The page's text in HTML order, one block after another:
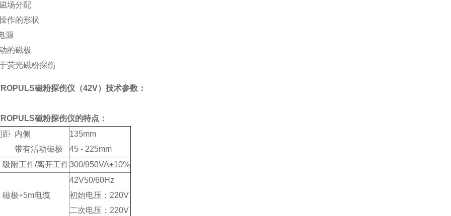
场分配
作的形状
源
的磁极
荧光磁粉探伤
磁粉探伤仪（42V） 技术参数：
磁粉探伤仪的特点：
距 内侧
活动磁极
135mm
45 - 225mm
吸附工件/离开工件300/950VA±10%
磁极+5m电缆
42V50/60Hz
初始电压：220V
二次电压：220V